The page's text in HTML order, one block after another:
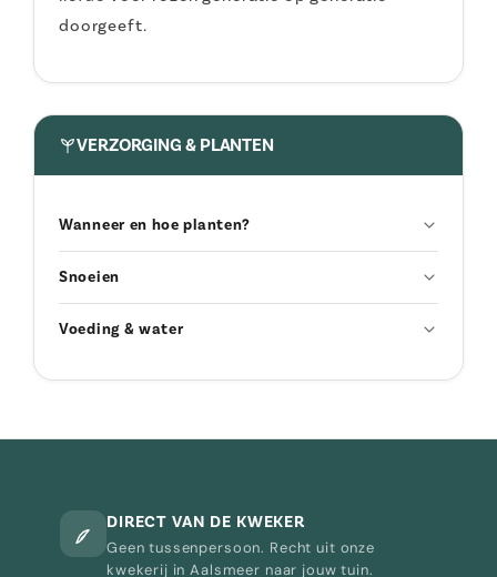
doorgeeft.
VERZORGING & PLANTEN
Wanneer en hoe planten?
Snoeien
Voeding & water
DIRECT VAN DE KWEKER
Geen tussenpersoon. Recht uit onze
kwekerij in Aalsmeer naar jouw tuin.